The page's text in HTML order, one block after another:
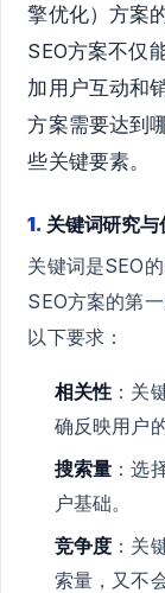
擎优化）方案
SEO方案不仅
加用户互动和
方案需要达到
些关键要素。
1. 关键词研究与
关键词是SEO
SEO方案的第
以下要求：
相关性 ：关
确反映用户
搜索量 ：选
户基础。
竞争度 ：关
索量，又不